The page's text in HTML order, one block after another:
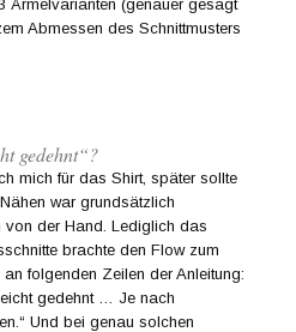
Ärmelvarianten (genauer gesagt
Abmessen des Schnittmusters
gedehnt“?
mich für das Shirt, später sollte
war grundsätzlich
der Hand. Lediglich das
brachte den Flow zum
folgenden Zeilen der Anleitung:
gedehnt … Je nach
Und bei genau solchen